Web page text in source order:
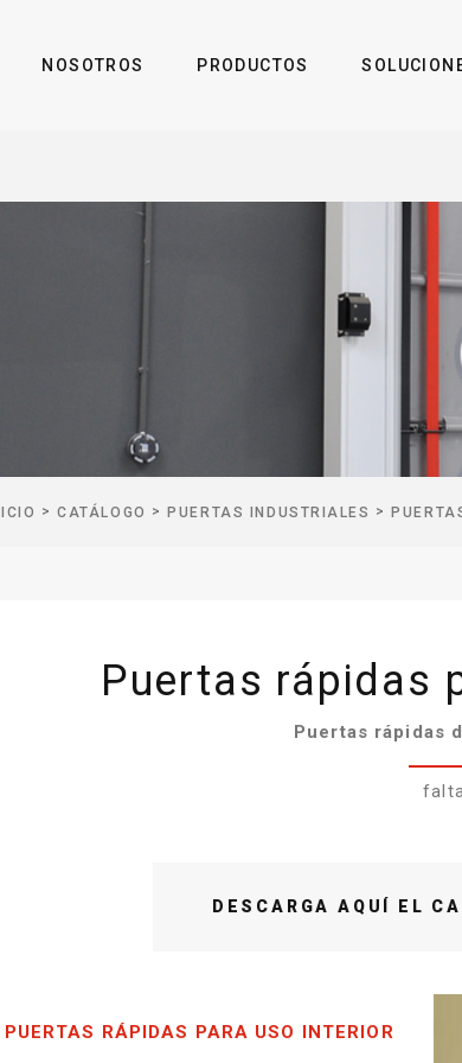
NOSOTROS PRODUCTOS
>CATÁLOGO >PUERTAS INDUSTRIALES >
Puertas rápidas
Puertas rápidas
RÁPIDAS PARA USO INTERIOR